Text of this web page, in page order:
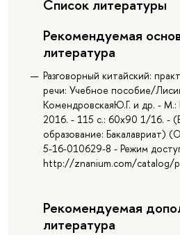
Список литературы
Рекомендуемая
литература
Разговорный китайский:
речи: Учебное пособие/
КомендровскаяЮ.Г. и др. -
2016. - 115 с.: 60x90 1/16. -
образование: Бакалавриат)
5-16-010629-8 - Режим
http://znanium.com/catalog/
Рекомендуемая
литература